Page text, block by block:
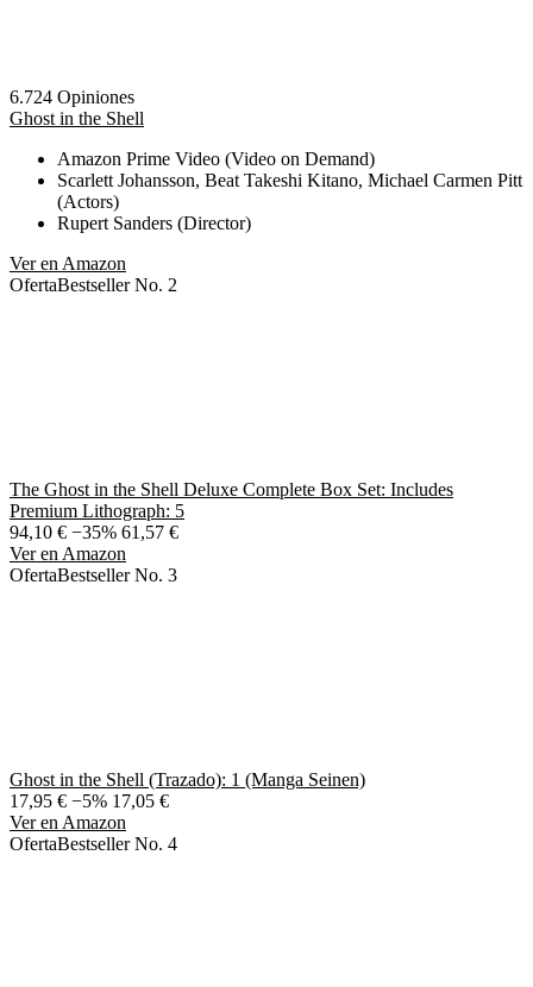
6.724 Opiniones
Ghost in the Shell
Amazon Prime Video (Video on Demand)
Scarlett Johansson, Beat Takeshi Kitano, Michael Carmen Pitt
(Actors)
Rupert Sanders (Director)
Ver en Amazon
OfertaBestseller No. 2
The Ghost in the Shell Deluxe Complete Box Set: Includes
Premium Lithograph: 5
94,10 € −35% 61,57 €
Ver en Amazon
OfertaBestseller No. 3
Ghost in the Shell (Trazado): 1 (Manga Seinen)
17,95 € −5% 17,05 €
Ver en Amazon
OfertaBestseller No. 4